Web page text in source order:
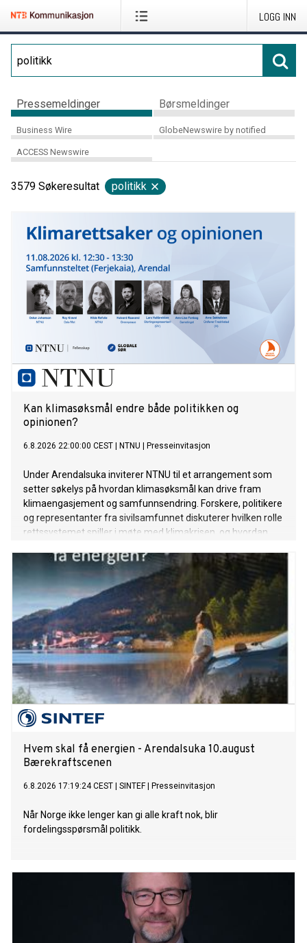
LOGG INN
Pressemeldinger Børsmeldinger
Business Wire GlobeNewswire by notified
ACCESS Newswire
3579 Søkeresultat politikk
Kan klimasøksmål endre både politikken og
opinionen?
6.8.2026 22:00:00 CEST NTNU Presseinvitasjon
Under Arendalsuka inviterer NTNU til et arrangement som
setter søkelys på hvordan klimasøksmål kan drive fram
klimaengasjement og samfunnsendring. Forskere, politikere
og representanter fra sivilsamfunnet diskuterer hvilken rolle
rettssystemet spiller i møte med klimakrisen, og hvordan
Hvem skal få energien - Arendalsuka 10.august
Bærekraftscenen
6.8.2026 17:19:24 CEST SINTEF| Presseinvitasjon
Når Norge ikke lenger kan gi alle kraft nok, blir
fordelingsspørsmål politikk.